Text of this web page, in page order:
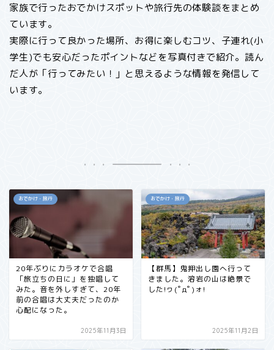
家族で行ったおでかけスポットや旅行先の体験談をまとめ
ています。
実際に行って良かった場所、お得に楽しむコツ、子連れ(小
学生)でも安心だったポイントなどを写真付きで紹介。読ん
だ人が「行ってみたい！」と思えるような情報を発信して
います。
おでかけ・旅行
20年ぶりにカラオケで合唱
「旅立ちの日に」を独唱して
みた。音を外しすぎて、20年
前の合唱は大丈夫だったのか
心配になった。
2025年11月3日
おでかけ・旅行
【群馬】鬼押出し園へ行って
きました。溶岩の山は絶景で
した!ヮ(ﾟдﾟ)ォ!
2025年11月2日